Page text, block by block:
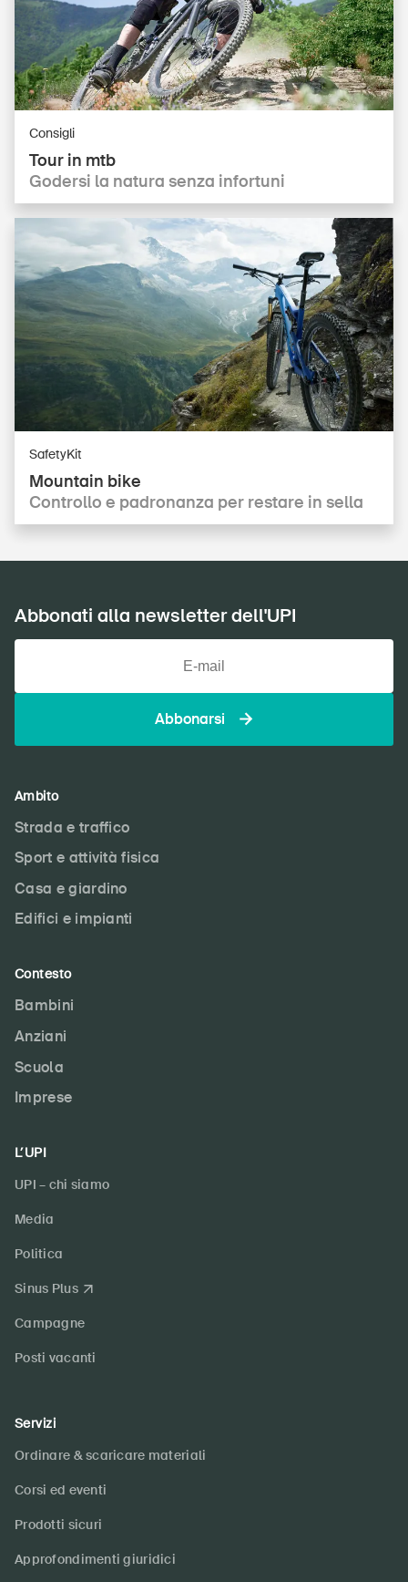
Consigli
Tour in mtb
Godersi la natura senza infortuni
Mountain bike
Controllo e padronanza per restare in sella
SafetyKit
Abbonati alla newsletter dell'UPI
Abbonarsi
Ambito
Strada e traffico
Sport e attività fisica
Casa e giardino
Edifici e impianti
Contesto
Bambini
Anziani
Scuola
Imprese
L’UPI
UPI – chi siamo
Media
Politica
Sinus Plus
Campagne
Posti vacanti
Servizi
Ordinare & scaricare materiali
Corsi ed eventi
Prodotti sicuri
Approfondimenti giuridici